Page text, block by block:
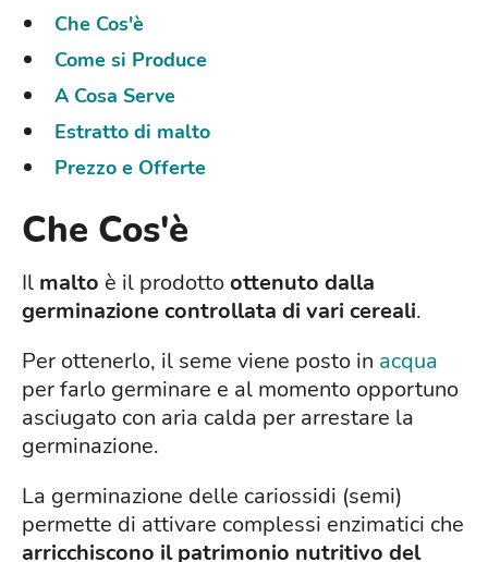
Che Cos'è
Come si Produce
A Cosa Serve
Estratto di malto
Prezzo e Offerte
Che Cos'è
Il malto è il prodottoottenuto dalla
germinazione controllata di vari cereali.
Per ottenerlo, il seme viene posto in acqua
per farlo germinare e al momento opportuno
asciugato con aria calda per arrestare la
germinazione.
La germinazione delle cariossidi (semi)
permette di attivare complessi enzimatici che
arricchiscono il patrimonio nutritivo del